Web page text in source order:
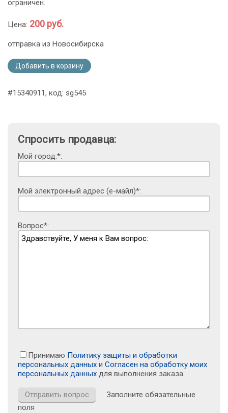
ограничен.
Цена: 200 руб.
отправка из Новосибирска
Добавить в корзину
#15340911, код: sg545
Спросить продавца:
Мой город:*:
Мой электронный адрес (е-майл)*:
Вопрос*:
Принимаю Политику защиты и обработки
персональных данных и Согласен на обработку моих
персональных данных для выполнения заказа.
Заполните обязательные
поля